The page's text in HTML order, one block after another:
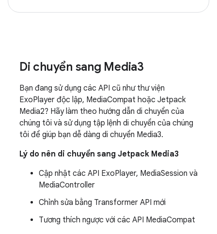
Di chuyển sang Media3
Bạn đang sử dụng các API cũ như thư viện
ExoPlayer độc lập, MediaCompat hoặc Jetpack
Media2? Hãy làm theo hướng dẫn di chuyển của
chúng tôi và sử dụng tập lệnh di chuyển của chúng
tôi để giúp bạn dễ dàng di chuyển Media3.
Lý do nên di chuyển sang Jetpack Media3
Cập nhật các API ExoPlayer, MediaSession và
MediaController
Chỉnh sửa bằng Transformer API mới
Tương thích ngược với các API MediaCompat